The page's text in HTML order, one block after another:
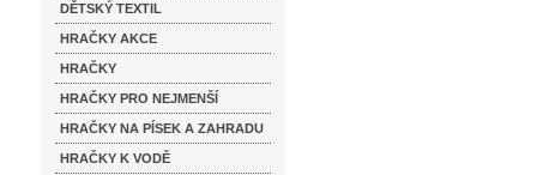
DĚTSKÝ TEXTIL
HRAČKY AKCE
HRAČKY
HRAČKY PRO NEJMENŠÍ
HRAČKY NA PÍSEK A ZAHRADU
HRAČKY K VODĚ